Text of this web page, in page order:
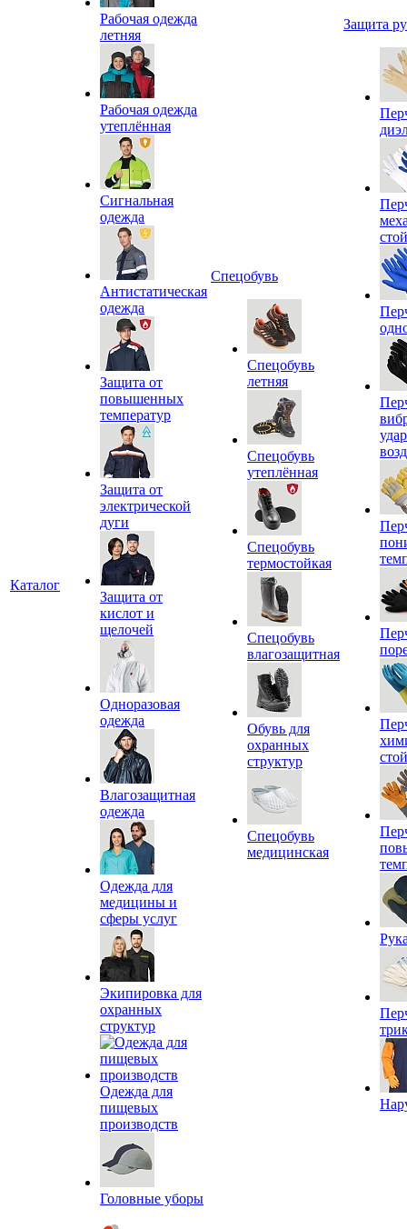
Каталог
Рабочая одежда
летняя
Рабочая одежда
утеплённая
Сигнальная
одежда
Антистатическая
одежда
Защита от
повышенных
температур
Защита от
электрической
дуги
Защита от
кислот и
щелочей
Одноразовая
одежда
Влагозащитная
одежда
Одежда для
медицины и
сферы услуг
Экипировка для
охранных
структур
Одежда для
пищевых
производств
Головные уборы
Спецобувь
Спецобувь
летняя
Спецобувь
утеплённая
Спецобувь
термостойкая
Спецобувь
влагозащитная
Обувь для
охранных
структур
Спецобувь
медицинская
Защита